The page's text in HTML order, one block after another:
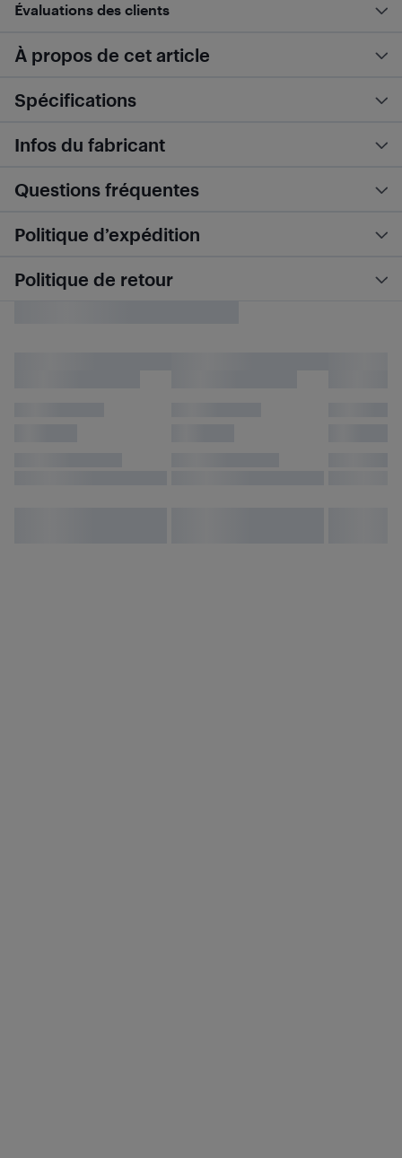
Évaluations des clients
À propos de cet article
Spécifications
Infos du fabricant
Questions fréquentes
Politique d’expédition
Politique de retour